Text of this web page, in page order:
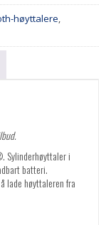
høyttalere,
Sylinderhøyttaler i
batteri.
lade høyttaleren fra